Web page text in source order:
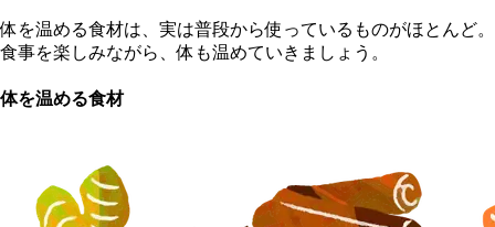
体を温める食材は、実は普段から使っているものがほとんど。
食事を楽しみながら、体も温めていきましょう。
体を温める食材